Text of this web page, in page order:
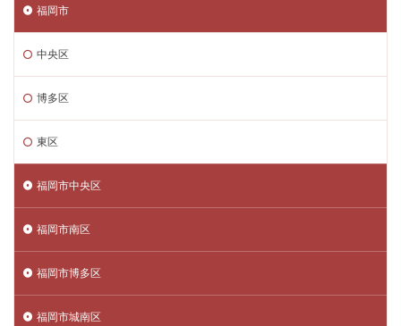
福岡市
中央区
博多区
東区
福岡市中央区
福岡市南区
福岡市博多区
福岡市城南区